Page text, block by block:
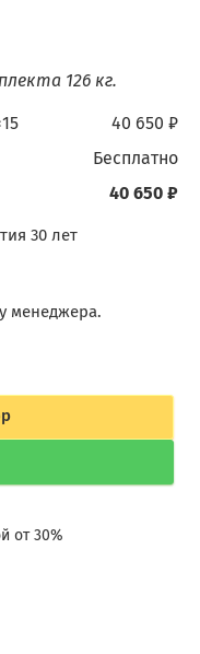
126 кг.
40 650 ₽
бесплатно
40 650 ₽
30 лет
менеджера.
от 30%